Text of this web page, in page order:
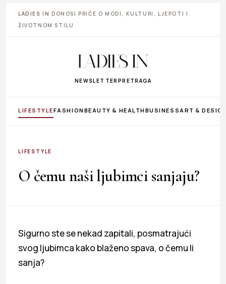
LADIES IN DONOSI PRIČE O MODI, KULTURI, LJEPOTI I
ŽIVOTNOM STILU
NEWSLETTER PRETRAGA
LIFESTYLEFASHIONBEAUTY & HEALTHBUSINESS ART &
LIFESTYLE
O čemu naši ljubimci sanjaju?
Sigurno ste se nekad zapitali, posmatrajući
svog ljubimca kako blaženo spava, o čemu li
sanja?